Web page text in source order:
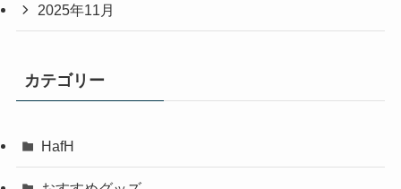
2025年11月
カテゴリー
HafH